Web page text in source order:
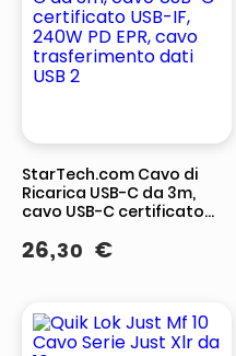
StarTech.com Cavo di
Ricarica USB-C da 3m,
cavo USB-C certificato
trasferimento dati USB 2
26,30 €